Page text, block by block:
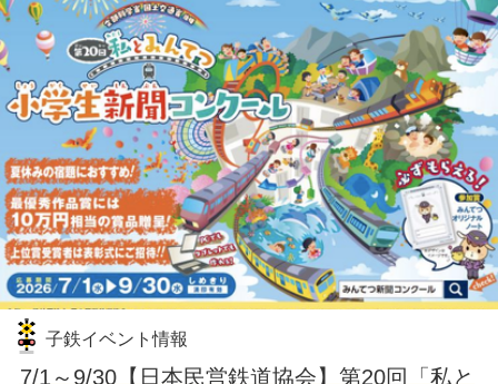
子鉄イベント情報
7/1～9/30【日本民営鉄道協会】第20回「私と